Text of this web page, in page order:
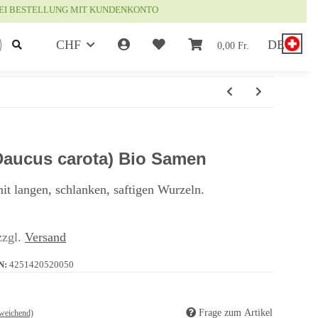
BESTELLUNG MIT KUNDENKONTO
CHF 0,00 Fr. DE
carota) Bio Samen
langen, schlanken, saftigen Wurzeln.
Versand
4251420520050
Frage zum Artikel